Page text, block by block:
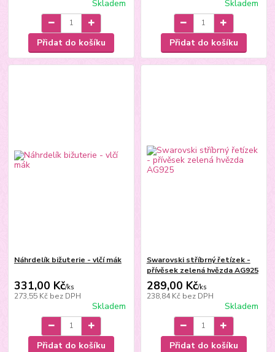
Skladem
Přidat do košíku
Skladem
Přidat do košíku
Náhrdelík bižuterie - vlčí mák
331,00 Kč/ks
273,55 Kč bez DPH
Skladem
Přidat do košíku
Swarovski stříbrný řetízek -
přívěsek zelená hvězda AG925
289,00 Kč/ks
238,84 Kč bez DPH
Skladem
Přidat do košíku